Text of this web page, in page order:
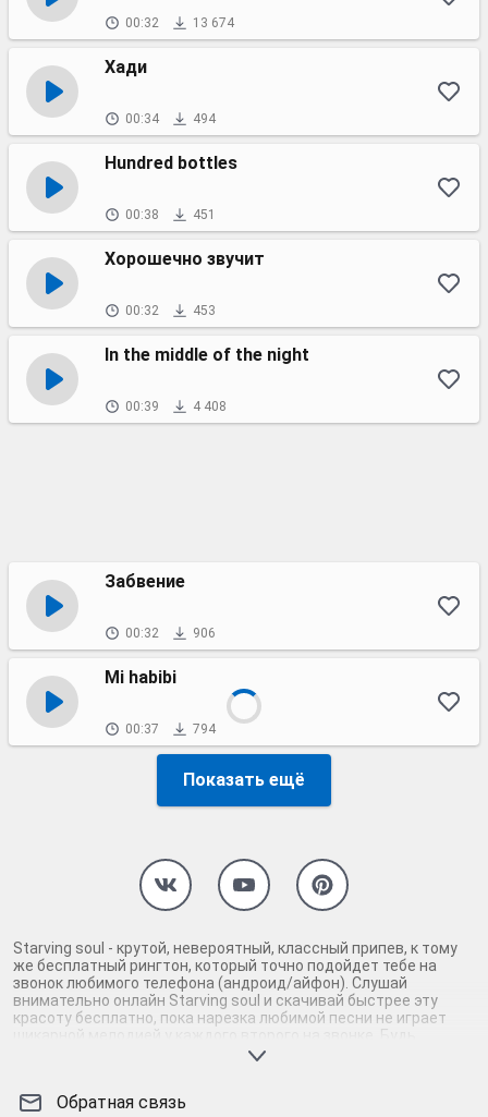
00:32 13 674
Хади
00:34 494
Hundred bottles
00:38 451
Хорошечно звучит
00:32 453
In the middle of the night
00:39 4 408
Забвение
00:32 906
Mi habibi
00:37 794
Показать ещё
Starving soul - крутой, невероятный, классный припев, к тому
же бесплатный рингтон, который точно подойдет тебе на
звонок любимого телефона (андроид/айфон). Слушай
внимательно онлайн Starving soul и скачивай быстрее эту
красоту бесплатно, пока нарезка любимой песни не играет
шикарной мелодией у каждого второго на звонке. Будь
первым, кто скачает бесплатно сей шедевр музыки и оценит
песни на звонок телефона, ну, или m4r мелодию на айфон
Обратная связь